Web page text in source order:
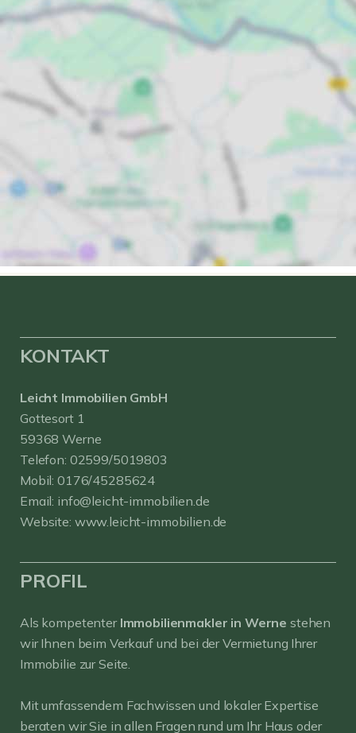
KONTAKT
Leicht Immobilien GmbH
Gottesort 1
59368 Werne
Telefon: 02599/5019803
Mobil: 0176/45285624
Email: info@leicht-immobilien.de
Website: www.leicht-immobilien.de
PROFIL
Als kompetenter Immobilienmakler in Werne stehen
wir Ihnen beim Verkauf und bei der Vermietung Ihrer
Immobilie zur Seite.
Mit umfassendem Fachwissen und lokaler Expertise
beraten wir Sie in allen Fragen rund um Ihr Haus oder